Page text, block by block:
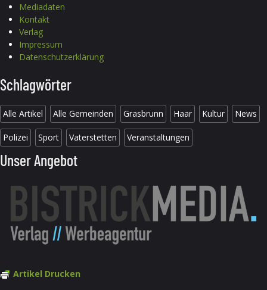
Mediadaten
Kontakt
Verlag
Impressum
Datenschutzerklärung
Schlagwörter
Alle Artikel Alle Gemeinden Grasbrunn Haar Kultur News
Polizei Sport Vaterstetten Veranstaltungen
Unser Angebot
Artikel Drucken